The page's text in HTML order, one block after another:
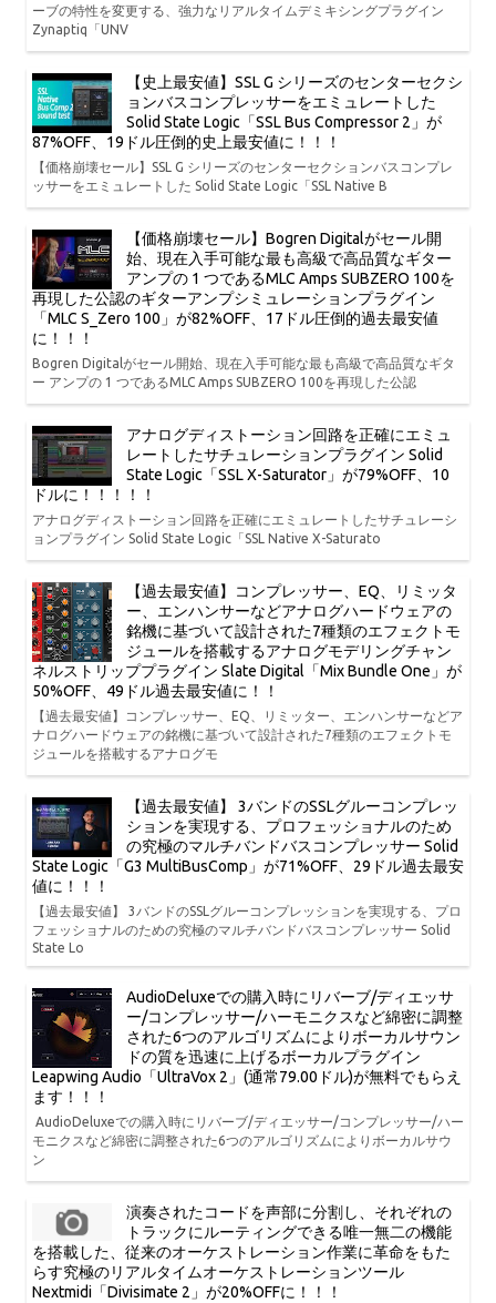
ーブの特性を変更する、強力なリアルタイムデミキシングプラグイン
Zynaptiq「UNV
【史上最安値】SSL G シリーズのセンターセクシ
ョンバスコンプレッサーをエミュレートした
Solid State Logic「SSL Bus Compressor 2」が
87%OFF、19ドル圧倒的史上最安値に！！！
【価格崩壊セール】SSL G シリーズのセンターセクションバスコンプレ
ッサーをエミュレートした Solid State Logic「SSL Native B
【価格崩壊セール】Bogren Digitalがセール開
始、現在入手可能な最も高級で高品質なギター
アンプの 1 つであるMLC Amps SUBZERO 100を
再現した公認のギターアンプシミュレーションプラグイン
「MLC S_Zero 100」が82%OFF、17ドル圧倒的過去最安値
に！！！
Bogren Digitalがセール開始、現在入手可能な最も高級で高品質なギタ
ー アンプの 1 つであるMLC Amps SUBZERO 100を再現した公認
アナログディストーション回路を正確にエミュ
レートしたサチュレーションプラグイン Solid
State Logic「SSL X-Saturator」が79%OFF、10
ドルに！！！！！
アナログディストーション回路を正確にエミュレートしたサチュレーシ
ョンプラグイン Solid State Logic「SSL Native X-Saturato
【過去最安値】コンプレッサー、EQ、リミッタ
ー、エンハンサーなどアナログハードウェアの
銘機に基づいて設計された7種類のエフェクトモ
ジュールを搭載するアナログモデリングチャン
ネルストリッププラグイン Slate Digital「Mix Bundle One」が
50%OFF、49ドル過去最安値に！！
【過去最安値】コンプレッサー、EQ、リミッター、エンハンサーなどア
ナログハードウェアの銘機に基づいて設計された7種類のエフェクトモ
ジュールを搭載するアナログモ
【過去最安値】 3バンドのSSLグルーコンプレッ
ションを実現する、プロフェッショナルのため
の究極のマルチバンドバスコンプレッサー Solid
State Logic「G3 MultiBusComp」が71%OFF、29ドル過去最安
値に！！！
【過去最安値】 3バンドのSSLグルーコンプレッションを実現する、プロ
フェッショナルのための究極のマルチバンドバスコンプレッサー Solid
State Lo
AudioDeluxeでの購入時にリバーブ/ディエッサ
ー/コンプレッサー/ハーモニクスなど綿密に調整
された6つのアルゴリズムによりボーカルサウン
ドの質を迅速に上げるボーカルプラグイン
Leapwing Audio「UltraVox 2」(通常79.00ドル)が無料でもらえ
ます！！！
AudioDeluxeでの購入時にリバーブ/ディエッサー/コンプレッサー/ハー
モニクスなど綿密に調整された6つのアルゴリズムによりボーカルサウ
ン
演奏されたコードを声部に分割し、それぞれの
トラックにルーティングできる唯一無二の機能
を搭載した、従来のオーケストレーション作業に革命をもた
らす究極のリアルタイムオーケストレーションツール
Nextmidi「Divisimate 2」が20%OFFに！！！